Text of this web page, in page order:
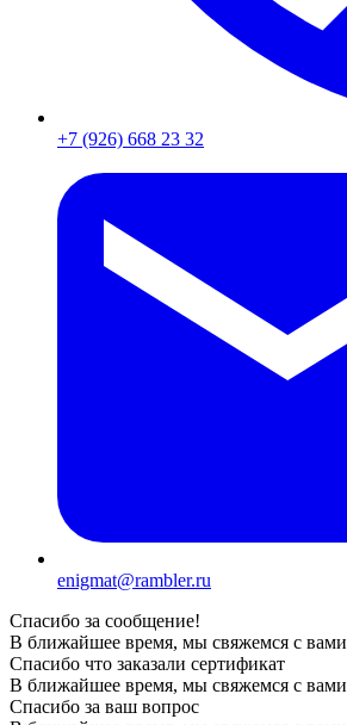
+7 (926) 668 23 32
enigmat@rambler.ru
Спасибо за сообщение!
В ближайшее время, мы свяжемся с вами
Спасибо что заказали сертификат
В ближайшее время, мы свяжемся с вами
Спасибо за ваш вопрос